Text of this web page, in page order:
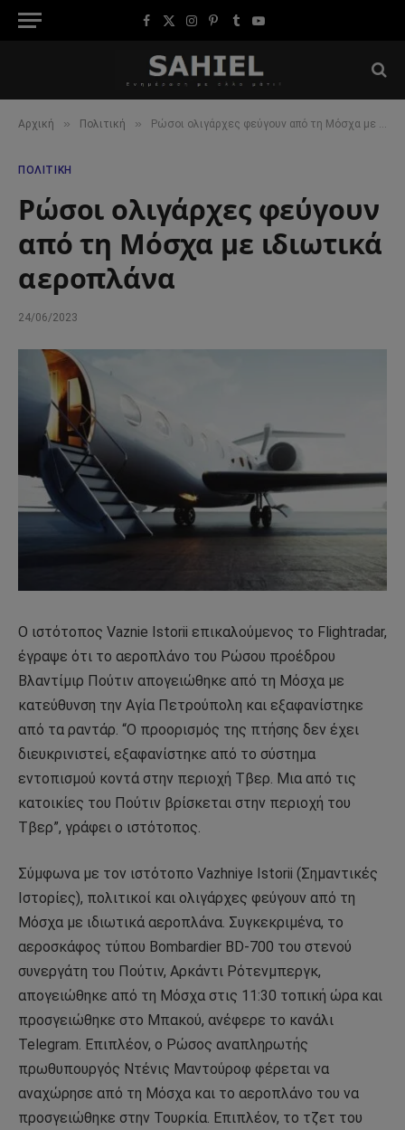
Facebook
X
Instagram
Pinterest
TumblrYouTube
Αρχική » Πολιτική » Ρώσοι ολιγάρχες φεύγουν από τη Μόσχα με ιδιωτικά αεροπλάνα
ΠΟΛΙΤΙΚΉ
Ρώσοι ολιγάρχες φεύγουν
από τη Μόσχα με ιδιωτικά
αεροπλάνα
24/06/2023
Ο ιστότοπος Vaznie Istorii επικαλούμενος το Flightradar,
έγραψε ότι το αεροπλάνο του Ρώσου προέδρου
Βλαντίμιρ Πούτιν απογειώθηκε από τη Μόσχα με
κατεύθυνση την Αγία Πετρούπολη και εξαφανίστηκε
από τα ραντάρ. “Ο προορισμός της πτήσης δεν έχει
διευκρινιστεί, εξαφανίστηκε από το σύστημα
εντοπισμού κοντά στην περιοχή Τβερ. Μια από τις
κατοικίες του Πούτιν βρίσκεται στην περιοχή του
Τβερ”, γράφει ο ιστότοπος.
Σύμφωνα με τον ιστότοπο Vazhniye Istorii (Σημαντικές
Ιστορίες), πολιτικοί και ολιγάρχες φεύγουν από τη
Μόσχα με ιδιωτικά αεροπλάνα. Συγκεκριμένα, το
αεροσκάφος τύπου Bombardier BD-700 του στενού
συνεργάτη του Πούτιν, Αρκάντι Ρότενμπεργκ,
απογειώθηκε από τη Μόσχα στις 11:30 τοπική ώρα και
προσγειώθηκε στο Μπακού, ανέφερε το κανάλι
Telegram. Επιπλέον, ο Ρώσος αναπληρωτής
πρωθυπουργός Ντένις Μαντούροφ φέρεται να
αναχώρησε από τη Μόσχα και το αεροπλάνο του να
προσγειώθηκε στην Τουρκία. Επιπλέον, το τζετ του